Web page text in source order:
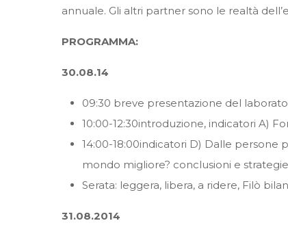
annuale. Gli altri partner sono le realtà
PROGRAMMA:
30.08.14
09:30 breve presentazione del
10:00-12:30introduzione, indicatori A)
14:00-18:00indicatori D) Dalle persone
mondo migliore? conclusioni e
Serata: leggera, libera, a ridere, Filò
31.08.2014